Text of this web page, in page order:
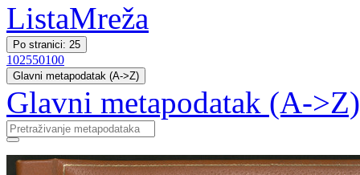
ListaMreža
Po stranici: 25
102550100
Glavni metapodatak (A->Z)
Glavni metapodatak (A->Z)